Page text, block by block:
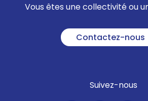
Vous êtes une collectivité ou
Contactez-nous
Suivez-nous